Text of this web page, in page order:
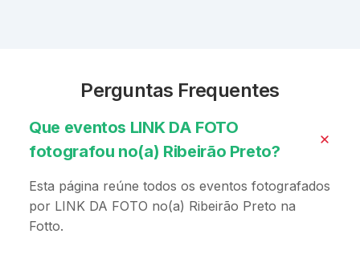
Perguntas Frequentes
Que eventos LINK DA FOTO
fotografou no(a) Ribeirão Preto?
Esta página reúne todos os eventos fotografados
por LINK DA FOTO no(a) Ribeirão Preto na
Fotto.